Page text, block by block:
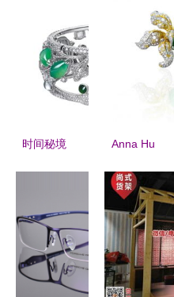
指 璀璨工
艺与个性表
达的融合
解读白底原
图
WL350546778
时间秘境
Anna Hu
会首位受邀
华裔女性珠
宝艺术家，
以璀璨东方
风韵点亮世